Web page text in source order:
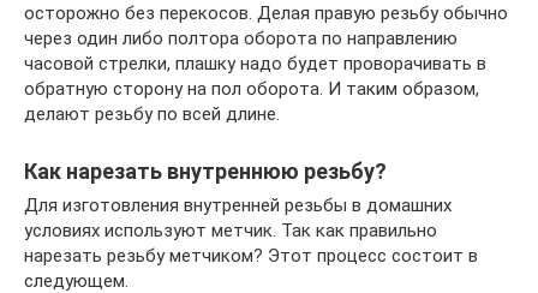
осторожно без перекосов. Делая правую резьбу обычно
через один либо полтора оборота по направлению
часовой стрелки, плашку надо будет проворачивать в
обратную сторону на пол оборота. И таким образом,
делают резьбу по всей длине.
Как нарезать внутреннюю резьбу?
Для изготовления внутренней резьбы в домашних
условиях используют метчик. Так как правильно
нарезать резьбу метчиком? Этот процесс состоит в
следующем.